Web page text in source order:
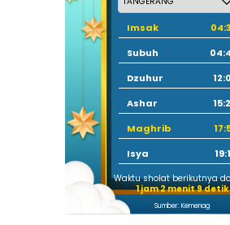
Imsak
Subuh
Dzuhur
Ashar
Maghrib
Isya
Waktu sholat berikutnya
1 jam 2 menit 9 detik
Sumber: Kemenag